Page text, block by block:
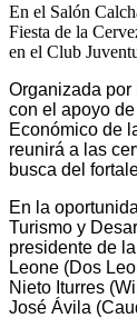
En el Salón
Fiesta de la
en el Club
Organizada por
con el apoyo
Económico de
reunirá a las
busca del
En la
Turismo y
presidente de
Leone (Dos
Nieto Iturres
José Ávila